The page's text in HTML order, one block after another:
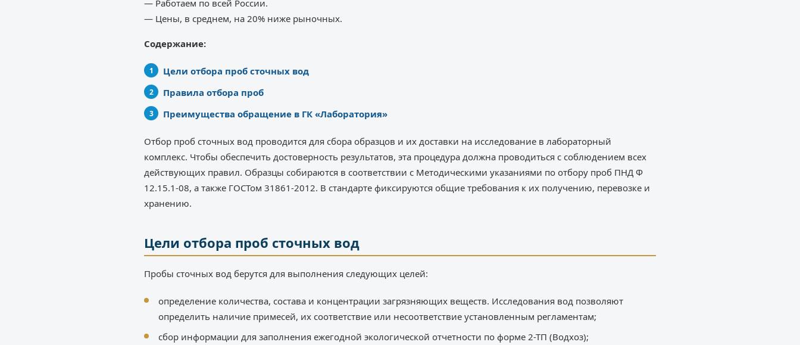
— Работаем по всей России.
— Цены, в среднем, на 20% ниже рыночных.
Содержание:
Цели отбора проб сточных вод
Правила отбора проб
Преимущества обращение в ГК «Лаборатория»
Отбор проб сточных вод проводится для сбора образцов и их доставки на исследование в лабораторный
комплекс. Чтобы обеспечить достоверность результатов, эта процедура должна проводиться с соблюдением всех
действующих правил. Образцы собираются в соответствии с Методическими указаниями по отбору проб ПНД Ф
12.15.1-08, а также ГОСТом 31861-2012. В стандарте фиксируются общие требования к их получению, перевозке и
хранению.
Цели отбора проб сточных вод
Пробы сточных вод берутся для выполнения следующих целей:
определение количества, состава и концентрации загрязняющих веществ. Исследования вод позволяют
определить наличие примесей, их соответствие или несоответствие установленным регламентам;
сбор информации для заполнения ежегодной экологической отчетности по форме 2-ТП (Водхоз);